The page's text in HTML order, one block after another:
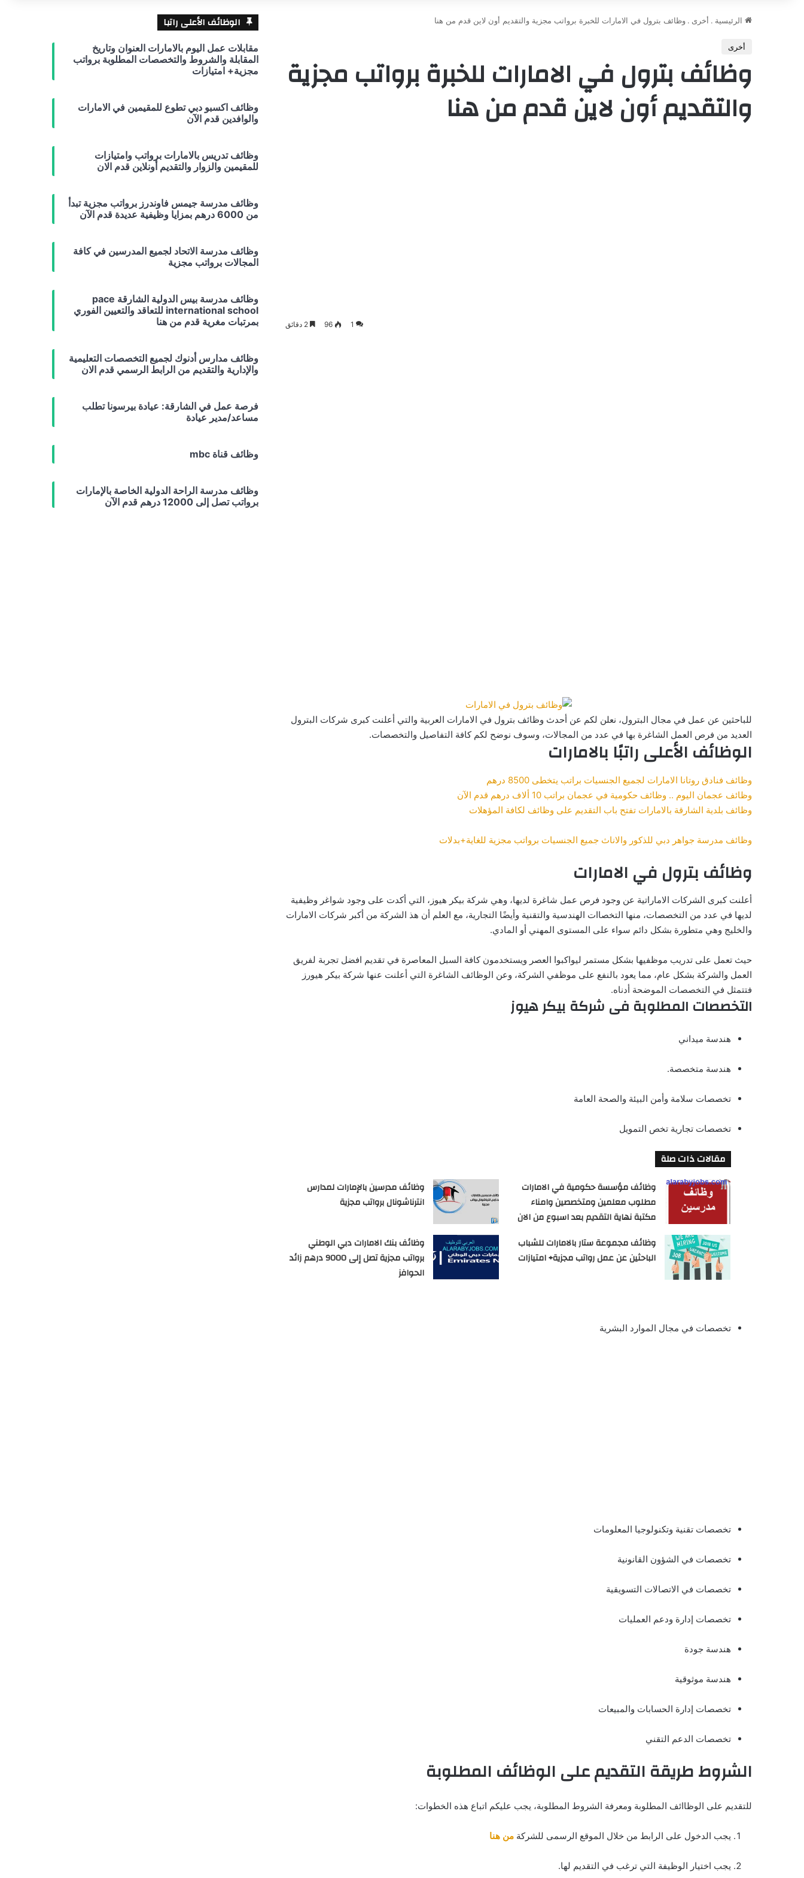
الرئيسية . أخرى . وظائف بترول في الامارات للخبرة برواتب مجزية والتقديم أون لاين قدم من هنا
أخرى
وظائف بترول في الامارات للخبرة برواتب مجزية
والتقديم أون لاين قدم من هنا
1
96
للباحثين عن عمل في مجال البترول، نعلن لكم عن أحدث وظائف بترول في الامارات العربية والتي أعلنت كبرى شركات البترول
العديد من فرص العمل الشاغرة بها في عدد من المجالات، وسوف نوضح لكم كافة التفاصيل والتخصصات.
الوظائف الأعلى راتبًا بالامارات
وظائف فنادق روتانا الامارات لجميع الجنسيات براتب يتخطى 8500 درهم
وظائف عجمان اليوم .. وظائف حكومية في عجمان براتب 10 ألاف درهم قدم الآن
وظائف بلدية الشارقة بالامارات تفتح باب التقديم على وظائف لكافة المؤهلات
وظائف مدرسة جواهر دبي للذكور والاناث جميع الجنسيات برواتب مجزية للغاية+بدلات
وظائف بترول في الامارات
أعلنت كبرى الشركات الاماراتية عن وجود فرص عمل شاغرة لديها، وهي شركة بيكر هيوز، التي أكدت على وجود شواغر وظيفية
لديها في عدد من التخصصات، منها التخصاات الهندسية والتقنية وأيضًا التجارية، مع العلم أن هذ الشركة من أكبر شركات الامارات
والخليج وهي متطورة بشكل دائم سواء على المستوى المهني أو المادي.
حيث تعمل على تدريب موظفيها بشكل مستمر ليواكبوا العصر ويستخدمون كافة السبل المعاصرة في تقديم افضل تجربة لفريق
العمل والشركة بشكل عام، مما يعود بالنفع على موظفي الشركة، وعن الوظائف الشاغرة التي أعلنت عنها شركة بيكر هيورز
فتتمثل في التخصصات الموضحة أدناه.
التخصصات المطلوبة فى شركة بيكر هيوز
هندسة ميداني
هندسة متخصصة.
تخصصات سلامة وأمن البيئة والصحة العامة
تخصصات تجارية تخص التمويل
مقالات ذات صلة
وظائف مؤسسة حكومية في الامارات
مطلوب معلمين ومتخصصين وامناء
مكتبة نهاية التقديم بعد اسبوع من الان
وظائف مدرسين بالإمارات لمدارس
انترناشونال برواتب مجزية
وظائف مجموعة ستار بالامارات للشباب
الباحثين عن عمل رواتب مجزية+ امتيازات
وظائف بنك الامارات دبي الوطني
برواتب مجزية تصل إلى 9000 درهم زائد
الحوافز
تخصصات في مجال الموارد البشرية
تخصصات تقنية وتكنولوجيا المعلومات
تخصصات في الشؤون القانونية
تخصصات في الاتصالات التسويقية
تخصصات إدارة ودعم العمليات
هندسة جودة
هندسة موثوقية
تخصصات إدارة الحسابات والمبيعات
تخصصات الدعم التقني
الشروط طريقة التقديم على الوظائف المطلوبة
للتقديم على الوظاائف المطلوبة ومعرفة الشروط المطلوبة، يجب عليكم اتباع هذه الخطوات:
يجب الدخول على الرابط من خلال الموقع الرسمى للشركة من هنا
يجب اختيار الوظيفة التي ترغب في التقديم لها.
الوظائف الأعلى راتبا
مقابلات عمل اليوم بالامارات العنوان وتاريخ
المقابلة والشروط والتخصصات المطلوبة برواتب
مجزية+ امتيازات
وظائف اكسبو دبي تطوع للمقيمين في الامارات
والوافدين قدم الآن
وظائف تدريس بالامارات برواتب وامتيازات
للمقيمين والزوار والتقديم أونلاين قدم الان
وظائف مدرسة جيمس فاوندرز برواتب مجزية تبدأ
من 6000 درهم بمزايا وظيفية عديدة قدم الآن
وظائف مدرسة الاتحاد لجميع المدرسين في كافة
المجالات برواتب مجزية
وظائف مدرسة بيس الدولية الشارقة pace
international school للتعاقد والتعيين الفوري
بمرتبات مغرية قدم من هنا
وظائف مدارس أدنوك لجميع التخصصات التعليمية
والإدارية والتقديم من الرابط الرسمي قدم الان
فرصة عمل في الشارقة: عيادة بيرسونا تطلب
مساعد/مدير عيادة
وظائف قناة mbc
وظائف مدرسة الراحة الدولية الخاصة بالإمارات
برواتب تصل إلى 12000 درهم قدم الآن